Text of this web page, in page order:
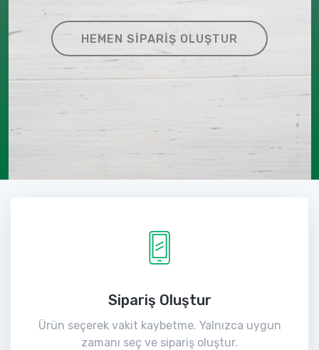
HEMEN SIPARIŞ OLUŞTUR
Sipariş Oluştur
Ürün seçerek vakit kaybetme. Yalnızca uygun
zamanı seç ve sipariş oluştur.